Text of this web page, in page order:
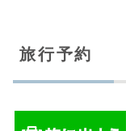
旅行予約